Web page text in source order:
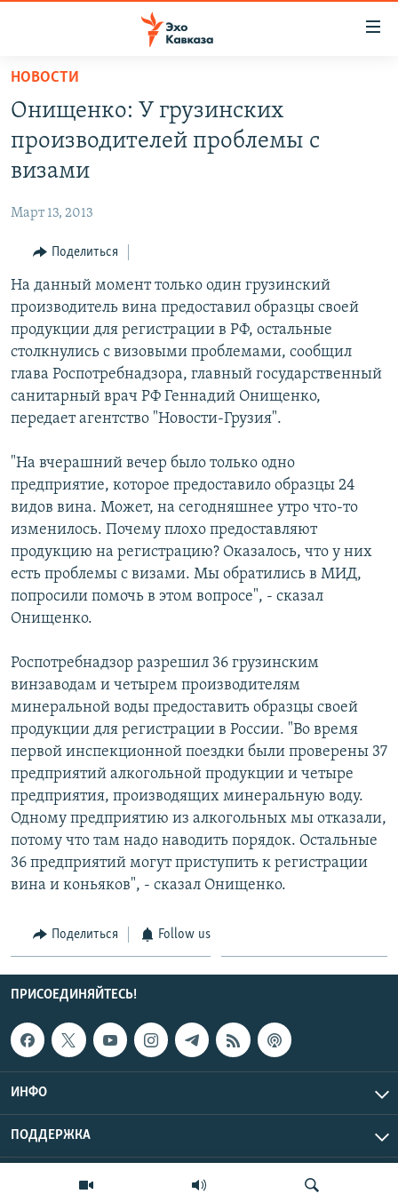
Вернуться
основному
содержанию
Вернутся
главной
навигации
Вернутся
поиску
ТБИЛИСИ
СУХУМИ
ВЕСЬ КАВКАЗ
СЕВЕРНЫЙ КАВКАЗ
АРМЕНИЯ
АЗЕРБАЙДЖАН
ТЕМЫ
ПОЛИТИКА
ЭКОНОМИКА
ОБЩЕСТВО
КУЛЬТУРА
СПОРТ
РУБРИКИ
НЕКРУГЛЫЙ СТОЛ
ГОСТЬ НЕДЕЛИ
ПОЗИЦИЯ
БЛОГИ
ЧИТАЕМ ПРЕССУ
МУЛЬТИМЕДИА
ВИДЕО
ФОТО
АУДИО
ПОДКАСТЫ
АРХИВ РАДИОПРОГРАММЫ
ПРИСОЕДИНЯЙТЕСЬ!
Все сайты РСЕ/РС
НОВОСТИ
Онищенко: У грузинских
производителей проблемы с
визами
Март 13, 2013
Поделиться
На данный момент только один грузинский
производитель вина предоставил образцы своей
продукции для регистрации в РФ, остальные
столкнулись с визовыми проблемами, сообщил
глава Роспотребнадзора, главный государственный
санитарный врач РФ Геннадий Онищенко,
передает агентство "Новости-Грузия".
"На вчерашний вечер было только одно
предприятие, которое предоставило образцы 24
видов вина. Может, на сегодняшнее утро что-то
изменилось. Почему плохо предоставляют
продукцию на регистрацию? Оказалось, что у них
есть проблемы с визами. Мы обратились в МИД,
попросили помочь в этом вопросе", - сказал
Онищенко.
Роспотребнадзор разрешил 36 грузинским
винзаводам и четырем производителям
минеральной воды предоставить образцы своей
продукции для регистрации в России. "Во время
первой инспекционной поездки были проверены 37
предприятий алкогольной продукции и четыре
предприятия, производящих минеральную воду.
Одному предприятию из алкогольных мы отказали,
потому что там надо наводить порядок. Остальные
36 предприятий могут приступить к регистрации
вина и коньяков", - сказал Онищенко.
Поделиться Follow us
ПРИСОЕДИНЯЙТЕСЬ!
ИНФО
ПОДДЕРЖКА
Эхо Кавказа © 2026 RFE/RL, Inc. | Все права защищены.